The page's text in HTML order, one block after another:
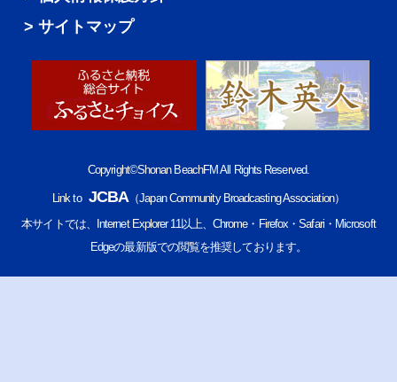
サイトマップ
Copyright©Shonan BeachFM All Rights Reserved.
Link to JCBA（Japan Community Broadcasting Association）
本サイトでは、Internet Explorer 11以上、Chrome・Firefox・Safari・Microsoft
Edgeの最新版での閲覧を推奨しております。